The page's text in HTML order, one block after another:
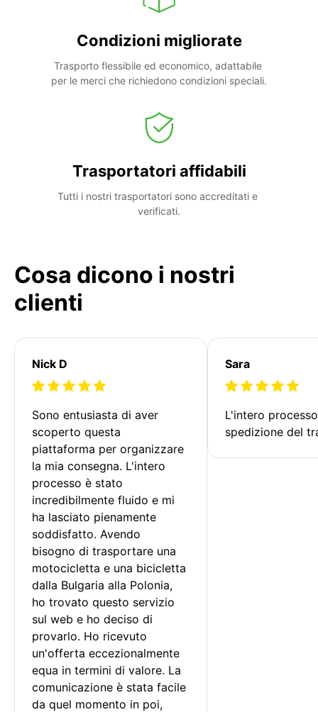
Condizioni migliorate
Trasporto flessibile ed economico, adattabile
per le merci che richiedono condizioni speciali.
Trasportatori affidabili
Tutti i nostri trasportatori sono accreditati e
verificati.
Cosa dicono i nostri
clienti
Nick D
Sono entusiasta di aver
scoperto questa
piattaforma per organizzare
la mia consegna. L'intero
processo è stato
incredibilmente fluido e mi
ha lasciato pienamente
soddisfatto. Avendo
bisogno di trasportare una
motocicletta e una bicicletta
dalla Bulgaria alla Polonia,
ho trovato questo servizio
sul web e ho deciso di
provarlo. Ho ricevuto
un'offerta eccezionalmente
equa in termini di valore. La
comunicazione è stata facile
da quel momento in poi,
Sara
L'intero
spedizione del